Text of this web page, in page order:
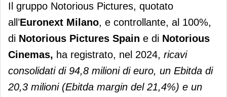
Il gruppo Notorious Pictures, quotato
all’Euronext Milano, e controllante, al 100%,
di Notorious Pictures Spain e di Notorious
Cinemas, ha registrato, nel 2024, ricavi
consolidati di 94,8 milioni di euro, un Ebitda di
20,3 milioni (Ebitda margin del 21,4%) e un